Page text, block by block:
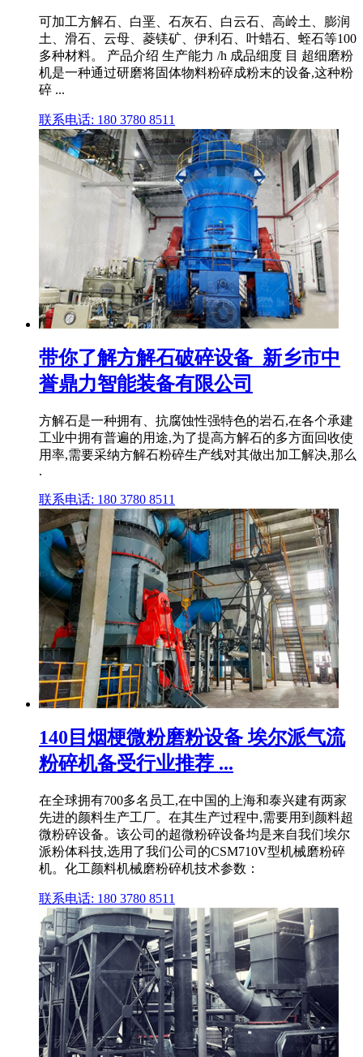
可加工方解石、白垩、石灰石、白云石、高岭土、膨润
土、滑石、云母、菱镁矿、伊利石、叶蜡石、蛭石等100
多种材料。 产品介绍 生产能力 /h 成品细度 目 超细磨粉
机是一种通过研磨将固体物料粉碎成粉末的设备,这种粉
碎 ...
联系电话: 180 3780 8511
带你了解方解石破碎设备_新乡市中
誉鼎力智能装备有限公司
方解石是一种拥有、抗腐蚀性强特色的岩石,在各个承建
工业中拥有普遍的用途,为了提高方解石的多方面回收使
用率,需要采纳方解石粉碎生产线对其做出加工解决,那么
.
联系电话: 180 3780 8511
140目烟梗微粉磨粉设备 埃尔派气流
粉碎机备受行业推荐 ...
在全球拥有700多名员工,在中国的上海和泰兴建有两家
先进的颜料生产工厂。在其生产过程中,需要用到颜料超
微粉碎设备。该公司的超微粉碎设备均是来自我们埃尔
派粉体科技,选用了我们公司的CSM710V型机械磨粉碎
机。化工颜料机械磨粉碎机技术参数：
联系电话: 180 3780 8511